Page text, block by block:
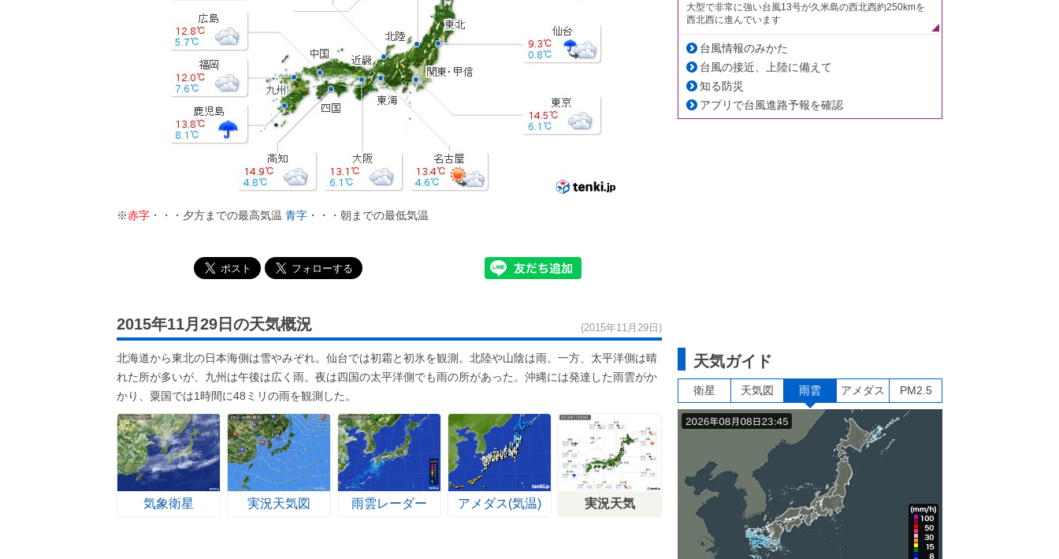
※赤字 ・・・夕方までの最高気温 青字 ・・・朝までの最低気温
2015年11月29日の天気概況 (2015年11月29日)
北海道から東北の日本海側は雪やみぞれ。仙台では初霜と初氷を観測。北陸や山陰は雨。一方、太平洋側は晴
れた所が多いが、九州は午後は広く雨。夜は四国の太平洋側でも雨の所があった。沖縄には発達した雨雲がか
かり、粟国では1時間に48ミリの雨を観測した。
気象衛星 実況天気図 雨雲レーダー アメダス(気温) 実況天気
大型で非常に強い台風13号が久米島の西北西約250kmを
西北西に進んでいます
台風情報のみかた
台風の接近、上陸に備えて
知る防災
アプリで台風進路予報を確認
天気ガイド
衛星 天気図 雨雲 アメダス PM2.5